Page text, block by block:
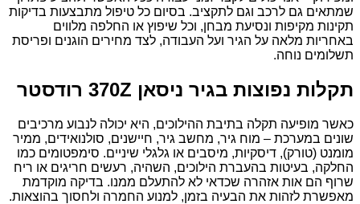
שמתאים גם לרכב וגם לתקציב. בסיום כל טיפול מתבצעות בדיקות
תקינות מקיפות ונסיעת מבחן, וכל שיפוץ או החלפה מלווים
באחריות מלאה על הגיר ועל העבודה, לצד מחירים הוגנים ופריסת
תשלומים נוחה.
תקלות נפוצות בגיר ניסאן 370Z רודסטר
כאשר מופיעה תקלה בתיבת ההילוכים, היא יכולה לנבוע מרכיבים
שונים במערכת – מוח גיר, מחשב גיר, חיישנים, סולנואידים, ממיר
מומנט (טורק), דיסקיות, מיסבים או גלגלי שיניים. סימפטומים כמו
החלקה, בעיטות בהעברת הילוכים, השהיה, רעשים חריגים או ריח
שרוף הם אות אזהרה שכדאי לא להתעלם ממנו. בדיקה מוקדמת
מאפשרת לזהות את הבעיה בזמן, למנוע החמרה ולחסוך בהוצאות.